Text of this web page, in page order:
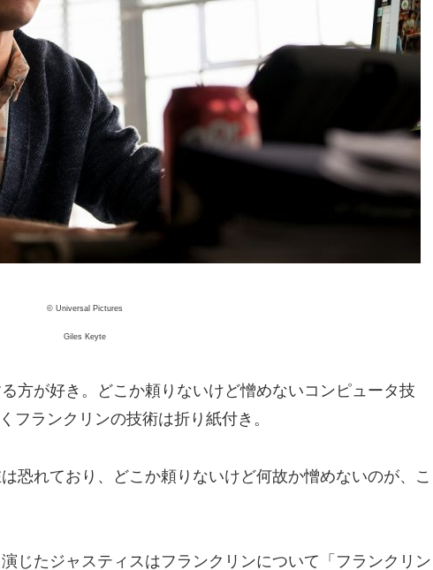
© Universal Pictures
Giles Keyte
方が好き。どこか頼りないけど憎めないコンピュータ技
フランクリンの技術は折り紙付き。
恐れており、どこか頼りないけど何故か憎めないのが、こ
じたジャスティスはフランクリンについて「フランクリン